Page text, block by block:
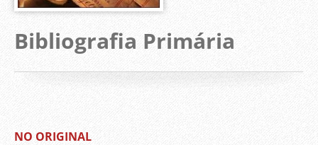
Bibliografia Primária
NO ORIGINAL